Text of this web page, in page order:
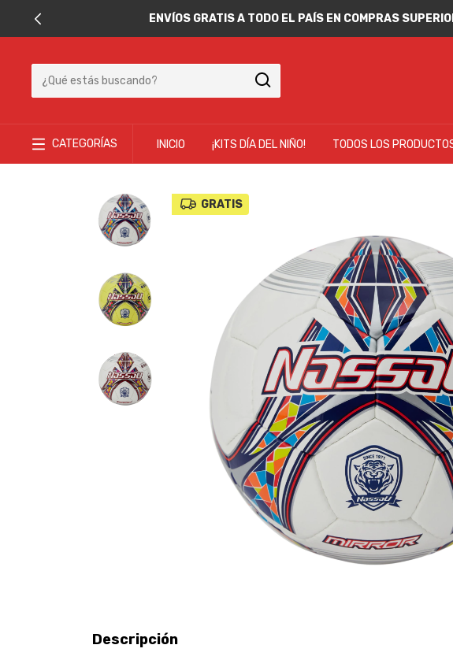
ENVÍOS GRATIS A TODO EL PAÍS EN COMPRAS
CATEGORÍAS INICIO ¡KITS DÍA DEL NIÑO! TODOS LOS
GRATIS
Descripción